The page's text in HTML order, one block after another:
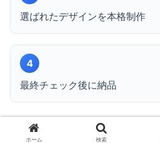
選ばれたデザインを本格制作
4
最終チェック後に納品
ホーム 検索